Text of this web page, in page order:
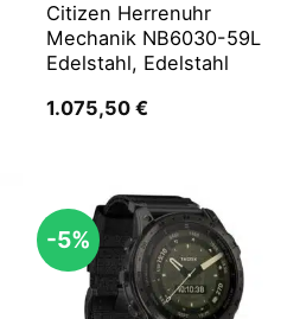
Citizen Herrenuhr
Mechanik NB6030-59L
Edelstahl, Edelstahl
1.075,50 €
-5%